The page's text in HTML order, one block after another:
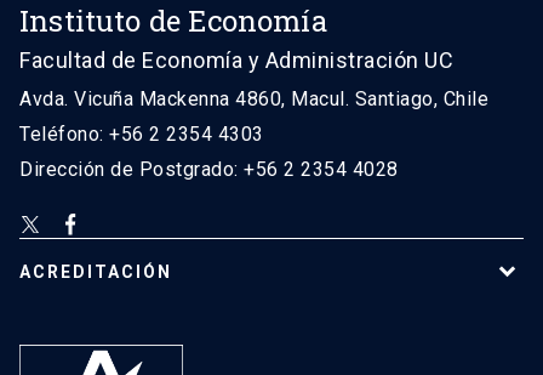
Instituto de Economía
Facultad de Economía y Administración UC
Avda. Vicuña Mackenna 4860, Macul. Santiago, Chile
Teléfono: +56 2 2354 4303
Dirección de Postgrado: +56 2 2354 4028
ACREDITACIÓN